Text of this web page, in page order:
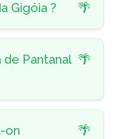
Gigóia ?
Pantanal
on